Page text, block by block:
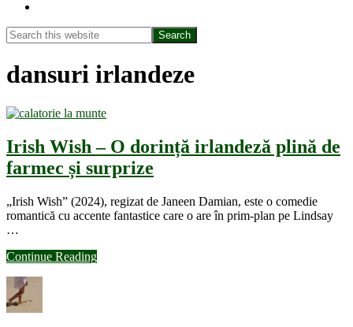
Search
this
Search
dansuri irlandeze
Irish Wish – O dorință irlandeză plină de
farmec și surprize
„Irish Wish” (2024), regizat de Janeen Damian, este o comedie
romantică cu accente fantastice care o are în prim-plan pe Lindsay
…
Continue Readingabout